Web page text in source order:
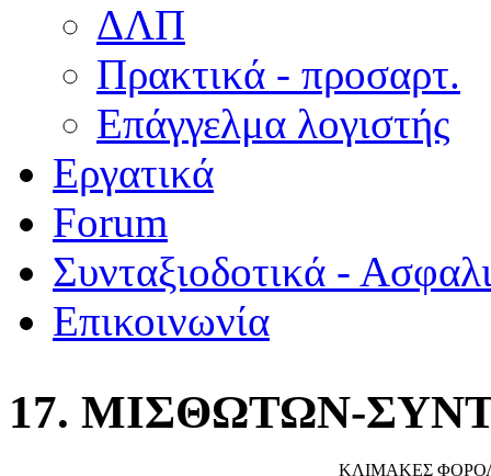
ΔΛΠ
Πρακτικά - προσαρτ.
Επάγγελμα λογιστής
Εργατικά
Forum
Συνταξιοδοτικά -
Επικοινωνία
17. ΜΙΣΘΩΤΩΝ-
ΚΛΙΜΑΚΕΣ